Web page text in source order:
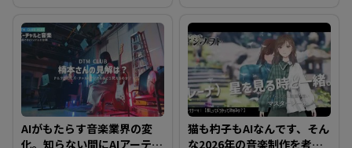
AIがもたらす音楽業界の変
化。知らない間にAIアーティ
猫も杓子もAIなんです、そん
な2026年の音楽制作を考え